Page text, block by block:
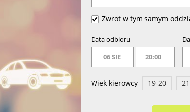
Zwrot w tym samym
Data odbioru
06 SIE
20:00
Wiek kierowcy 19-20